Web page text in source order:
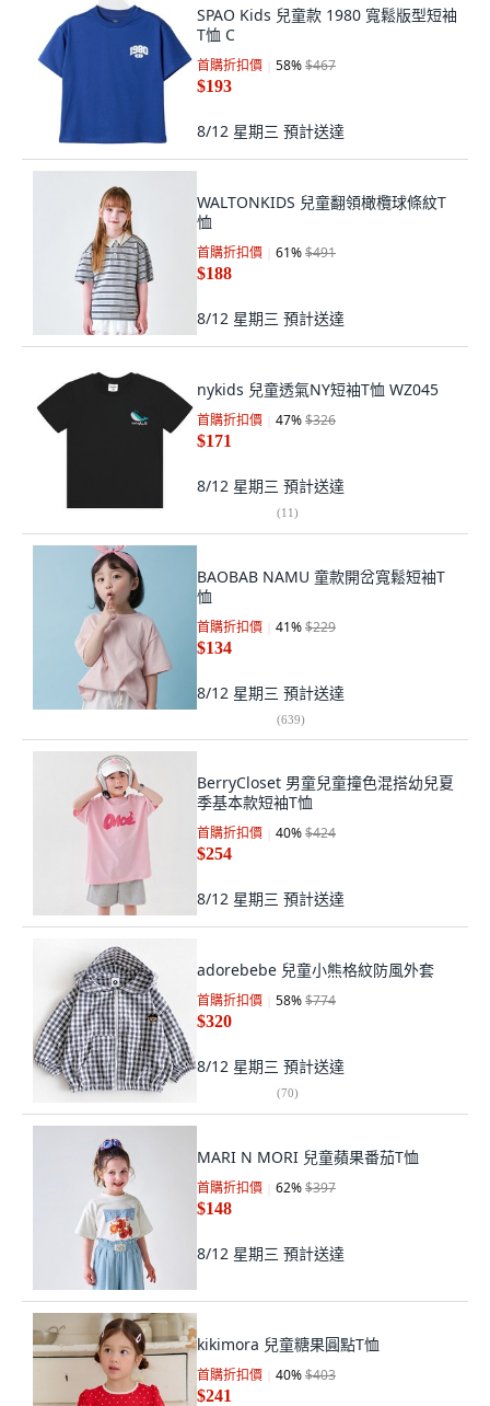
SPAO Kids 兒童款 1980 寬鬆版型短袖
T恤 C
首購折扣價 58%$467
$193
8/12 星期三 預計送達
WALTONKIDS 兒童翻領橄欖球條紋T
恤
首購折扣價 61%$491
$188
8/12 星期三 預計送達
nykids 兒童透氣NY短袖T恤 WZ045
首購折扣價 47%$326
$171
8/12 星期三 預計送達
(11)
BAOBAB NAMU 童款開岔寬鬆短袖T
恤
首購折扣價 41%$229
$134
8/12 星期三 預計送達
(639)
BerryCloset 男童兒童撞色混搭幼兒夏
季基本款短袖T恤
首購折扣價 40%$424
$254
8/12 星期三 預計送達
adorebebe 兒童小熊格紋防風外套
首購折扣價 58%$774
$320
8/12 星期三 預計送達
(70)
MARI N MORI 兒童蘋果番茄T恤
首購折扣價 62%$397
$148
8/12 星期三 預計送達
kikimora 兒童糖果圓點T恤
首購折扣價 40%$403
$241